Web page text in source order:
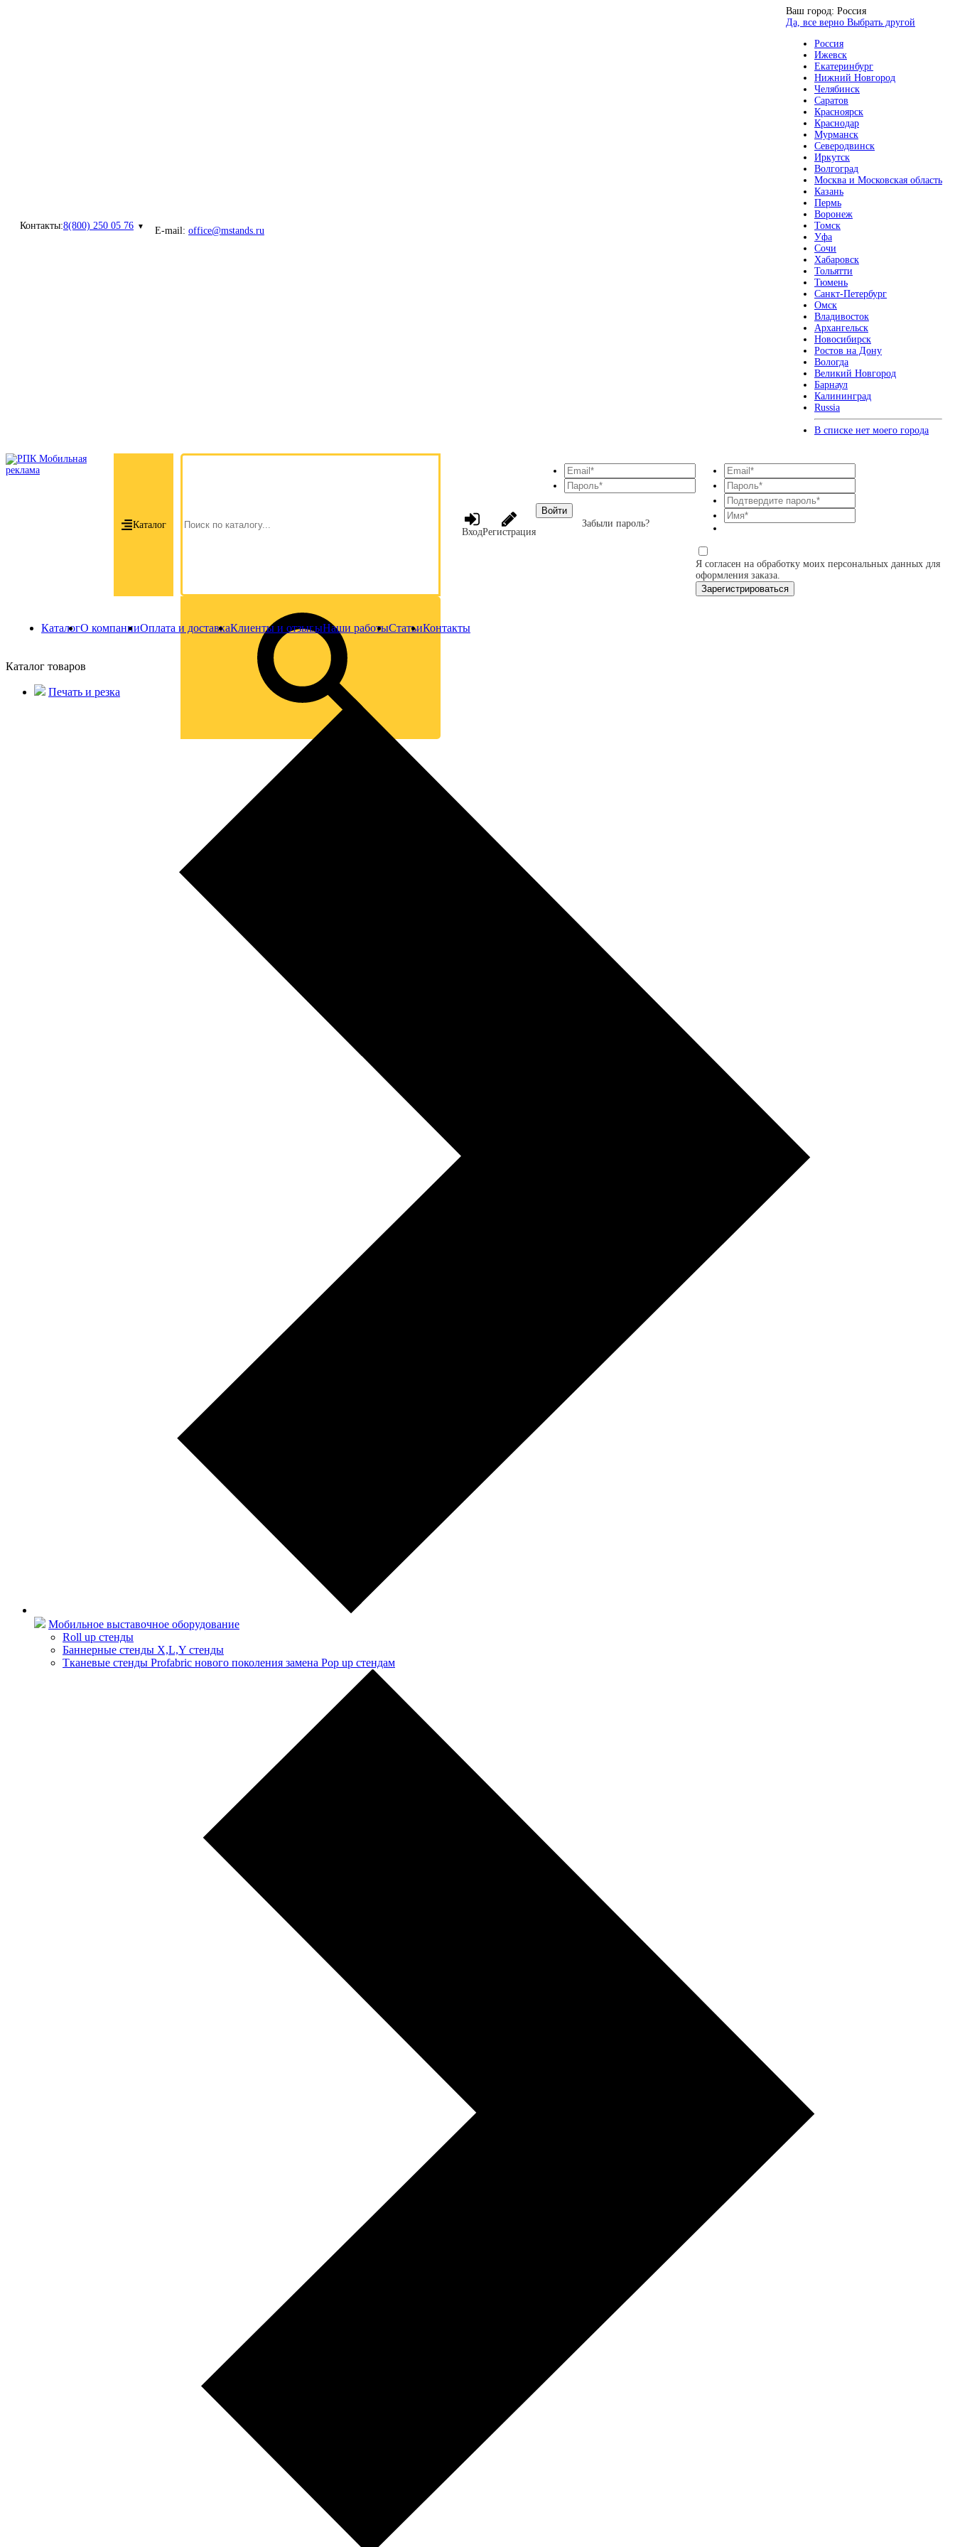
Контакты:8(800) 250 05 76 E-mail: office@mstands.ru
Ваш город: Россия
Да, все верно Выбрать другой
Россия
Ижевск
Екатеринбург
Нижний Новгород
Челябинск
Саратов
Красноярск
Краснодар
Мурманск
Северодвинск
Иркутск
Волгоград
Москва и Московская область
Казань
Пермь
Воронеж
Томск
Уфа
Сочи
Хабаровск
Тольятти
Тюмень
Санкт-Петербург
Омск
Владивосток
Архангельск
Новосибирск
Ростов на Дону
Вологда
Великий Новгород
Барнаул
Калининград
Russia
В списке нет моего города
Каталог
ВходРегистрация
Войти
Забыли пароль?
Я согласен на обработку моих персональных данных для
оформления заказа.
Зарегистрироваться
КаталогО компанииОплата и доставкаКлиенты и отзывыНаши работыСтатьиКонтакты
Каталог товаров
Печать и резка
Мобильное выставочное оборудование
Roll up стенды
Баннерные стенды X,L,Y стенды
Тканевые стенды Profabric нового поколения замена Pop up стендам